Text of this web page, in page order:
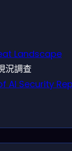
Landscape
況調查
AI Security